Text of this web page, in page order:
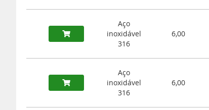
Aço
inoxidável
316
6,00
Aço
inoxidável
316
6,00